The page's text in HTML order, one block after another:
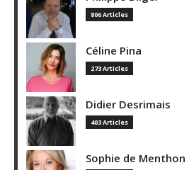
806 Articles
Céline Pina
273 Articles
Didier Desrimais
403 Articles
Sophie de Menthon